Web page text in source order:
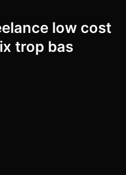
low cost
trop bas